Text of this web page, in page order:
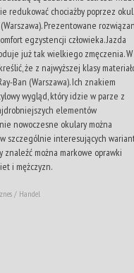
redukować chociażby poprzez
Prezentowane
egzystencji człowieka. Jazda
już tak wielkiego zmęczenia.
że z najwyższej klasy
Ban (Warszawa). Ich znakiem
wygląd, który idzie w parze z
elementów
nowoczesne okulary można
szczególnie interesujących
znaleźć można markowe oprawki
i mężczyzn.
/ Handel